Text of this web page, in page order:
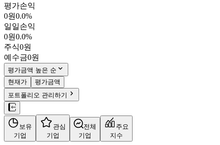
11,460원
034120
KOSPI
시가총액
PBR0.22
PER209.05
fPER11.67
배당수익률2.88%
자사주비율0.02%
결산월12월
4분기누적
10년
5년
주재무제표
주주환원
컨센서스
주식정보
평가손익
0원0.0%
일일손익
0원0.0%
주식0원
예수금0원
평가금액 높은 순
현재가
평가금액
포트폴리오 관리하기
보유
기업
관심
기업
전체
기업
주요
지수